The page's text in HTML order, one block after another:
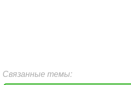
Связанные темы: